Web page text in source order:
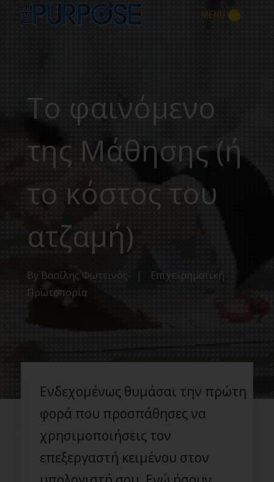
MENU
Το φαινόμενο
της Μάθησης (ή
το κόστος του
ατζαμή)
ByΒασίλης Φωτεινός |
Επιχειρηματική
Πρωτοπορία
Ενδεχομένως θυμάσαι την πρώτη
φορά που προσπάθησες να
χρησιμοποιήσεις τον
επεξεργαστή κειμένου στον